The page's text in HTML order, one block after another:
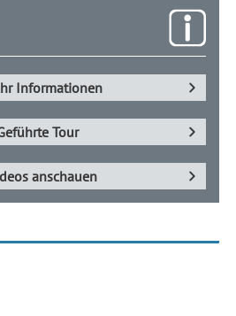
Informationen
Tour
anschauen